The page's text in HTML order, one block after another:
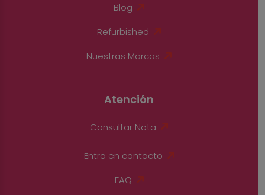
Blog
Refurbished
Nuestras Marcas
Atención
Consultar Nota
Entra en contacto
FAQ